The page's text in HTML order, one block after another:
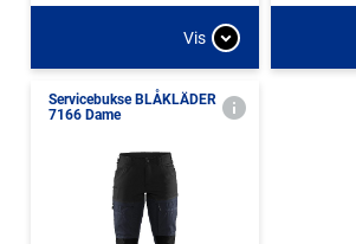
Vis
Servicebukse BLÅKLÄDER
7166 Dame